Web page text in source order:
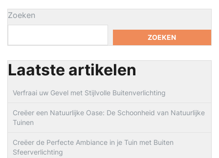
Zoeken
ZOEKEN
Laatste artikelen
Verfraai uw Gevel met Stijlvolle Buitenverlichting
Creëer een Natuurlijke Oase: De Schoonheid van Natuurlijke
Tuinen
Creëer de Perfecte Ambiance in je Tuin met Buiten
Sfeerverlichting